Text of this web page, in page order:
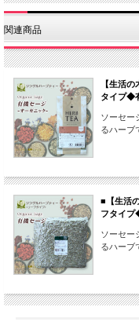
関連商品
【生活
タイプ◆
ソーセー
るハーブ
■【生活
フタイプ
ソーセー
るハーブ